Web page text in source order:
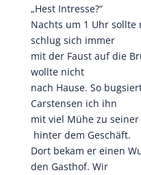
„Hest Intresse?“
Nachts um 1 Uhr sollte
schlug sich immer
mit der Faust auf die
wollte nicht
nach Hause. So
Carstensen ich ihn
mit viel Mühe zu
hinter dem Geschäft.
Dort bekam er einen
den Gasthof. Wir